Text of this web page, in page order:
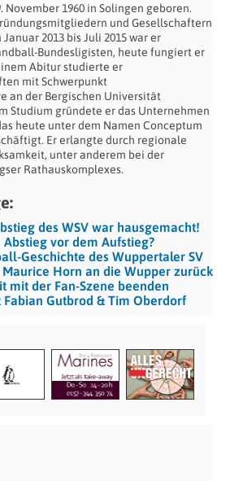
November 1960 in Solingen geboren.
und Gesellschaftern
2013 bis Juli 2015 war er
Bundesligisten, heute fungiert er
Abitur studierte er
mit Schwerpunkt
an der Bergischen Universität
Studium gründete er das Unternehmen
heute unter dem Namen Conceptum
Er erlangte durch regionale
unter anderem bei der
Rathauskomplexes.
des WSV war hausgemacht!
Abstieg vor dem Aufstieg?
Geschichte des Wuppertaler SV
Horn an die Wupper zurück
mit der Fan-Szene beenden
Fabian Gutbrod & Tim Oberdorf